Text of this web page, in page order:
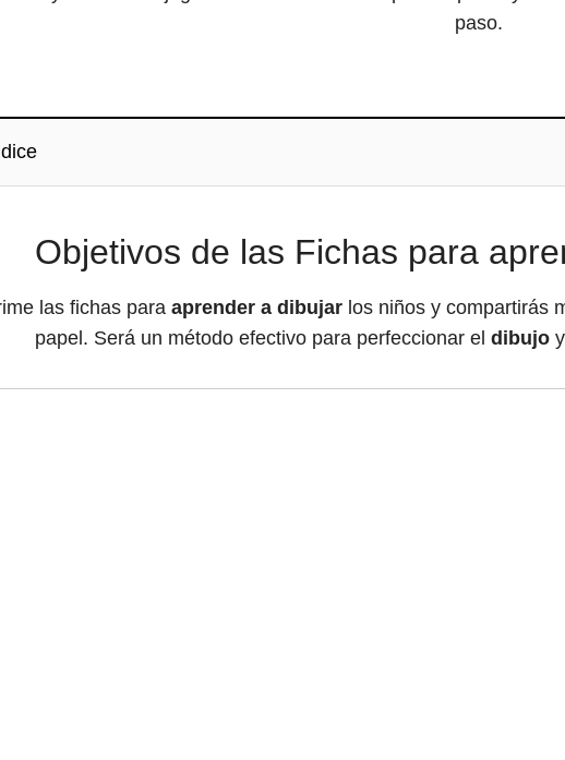
paso.
Objetivos de las Fichas para
las fichas para aprender a dibujarlos niños y compartirás
papel. Será un método efectivo para perfeccionar el dibujo